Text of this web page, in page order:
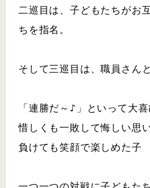
二巡目は、子どもたちがお
ちを指名。
そして三巡目は、職員さん
「連勝だ～♪」といって大
惜しくも一敗して悔しい思
負けても笑顔で楽しめた子